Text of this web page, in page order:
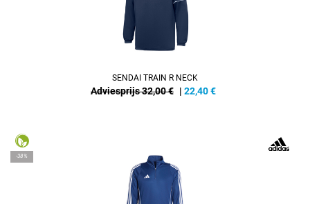
SENDAI TRAIN R NECK
Adviesprijs 32,00 € | 22,40€
-38%